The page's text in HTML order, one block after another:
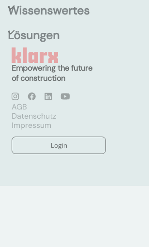
Wissenswertes
Lösungen
Empowering the future
of construction
AGB
Datenschutz
Impressum
Login